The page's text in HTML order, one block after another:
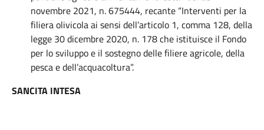
novembre 2021, n. 675444, recante “Interventi per la
filiera olivicola ai sensi dell’articolo 1, comma 128, della
legge 30 dicembre 2020, n. 178 che istituisce il Fondo
per lo sviluppo e il sostegno delle filiere agricole, della
pesca e dell’acquacoltura”.
SANCITA INTESA